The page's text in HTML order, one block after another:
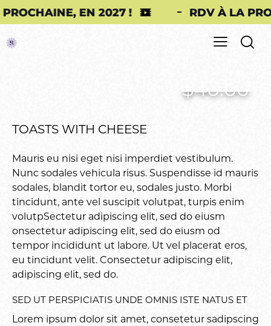
EN 2027 ! RDV À LA
$40.00
TOASTS WITH CHEESE
Mauris eu nisi eget nisi imperdiet vestibulum.
Nunc sodales vehicula risus. Suspendisse id mauris
sodales, blandit tortor eu, sodales justo. Morbi
tincidunt, ante vel suscipit volutpat, turpis enim
volutpSectetur adipiscing elit, sed do eiusm
onsectetur adipiscing elit, sed do eiusm od
tempor incididunt ut labore. Ut vel placerat eros,
eu tincidunt velit. Consectetur adipiscing elit,
adipiscing elit, sed do.
SED UT PERSPICIATIS UNDE OMNIS ISTE NATUS ET
Lorem ipsum dolor sit amet, consetetur sadipscing